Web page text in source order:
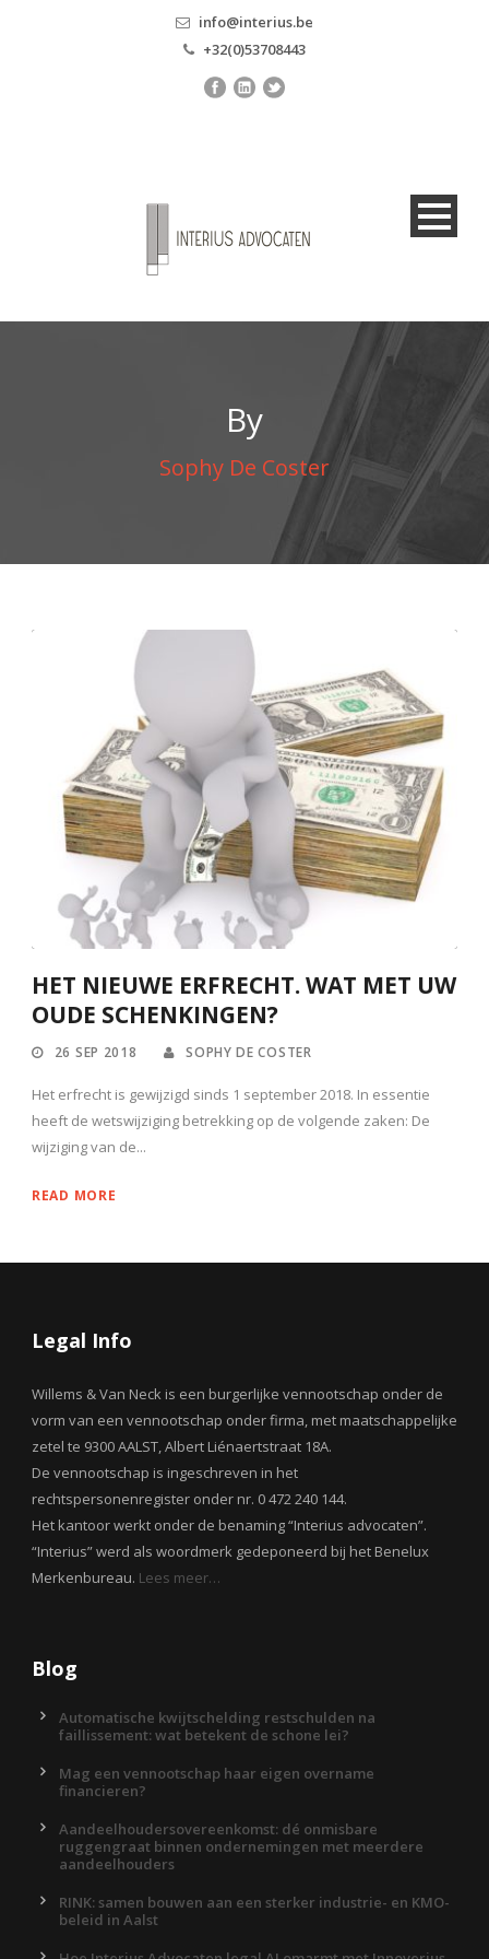
info@interius.be
+32(0)53708443
By
Sophy De Coster
HET NIEUWE ERFRECHT. WAT MET UW
OUDE SCHENKINGEN?
26 SEP 2018 SOPHY DE COSTER
Het erfrecht is gewijzigd sinds 1 september 2018. In essentie
heeft de wetswijziging betrekking op de volgende zaken: De
wijziging van de...
READ MORE
Legal Info
Willems & Van Neck is een burgerlijke vennootschap onder de
vorm van een vennootschap onder firma, met maatschappelijke
zetel te 9300 AALST, Albert Liénaertstraat 18A.
De vennootschap is ingeschreven in het
rechtspersonenregister onder nr. 0 472 240 144.
Het kantoor werkt onder de benaming “Interius advocaten”.
“Interius” werd als woordmerk gedeponeerd bij het Benelux
Merkenbureau. Lees meer…
Blog
Automatische kwijtschelding restschulden na
faillissement: wat betekent de schone lei?
Mag een vennootschap haar eigen overname
financieren?
Aandeelhoudersovereenkomst: dé onmisbare
ruggengraat binnen ondernemingen met meerdere
aandeelhouders
RINK: samen bouwen aan een sterker industrie- en KMO-
beleid in Aalst